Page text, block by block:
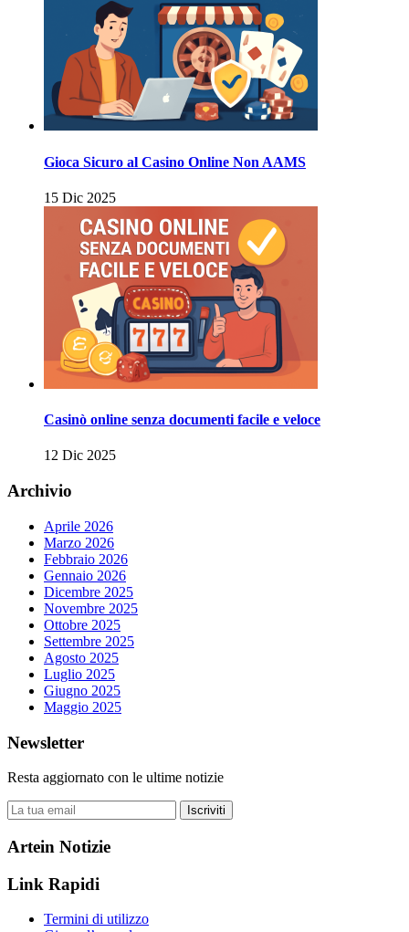
Gioca Sicuro al Casino Online Non AAMS
15 Dic 2025
Casinò online senza documenti facile e veloce
12 Dic 2025
Archivio
Aprile 2026
Marzo 2026
Febbraio 2026
Gennaio 2026
Dicembre 2025
Novembre 2025
Ottobre 2025
Settembre 2025
Agosto 2025
Luglio 2025
Giugno 2025
Maggio 2025
Newsletter
Resta aggiornato con le ultime notizie
Iscriviti
Artein Notizie
Link Rapidi
Termini di utilizzo